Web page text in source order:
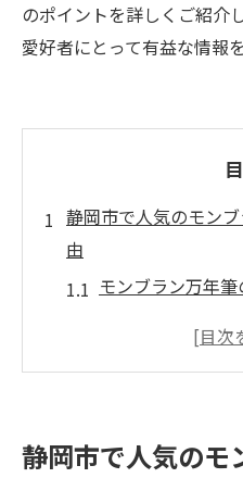
のポイントを詳しくご紹介
愛好者にとって有益な情報
静岡市で人気のモン
由
モンブラン万年
静岡市の人々が
ン
静岡市で人気のモ